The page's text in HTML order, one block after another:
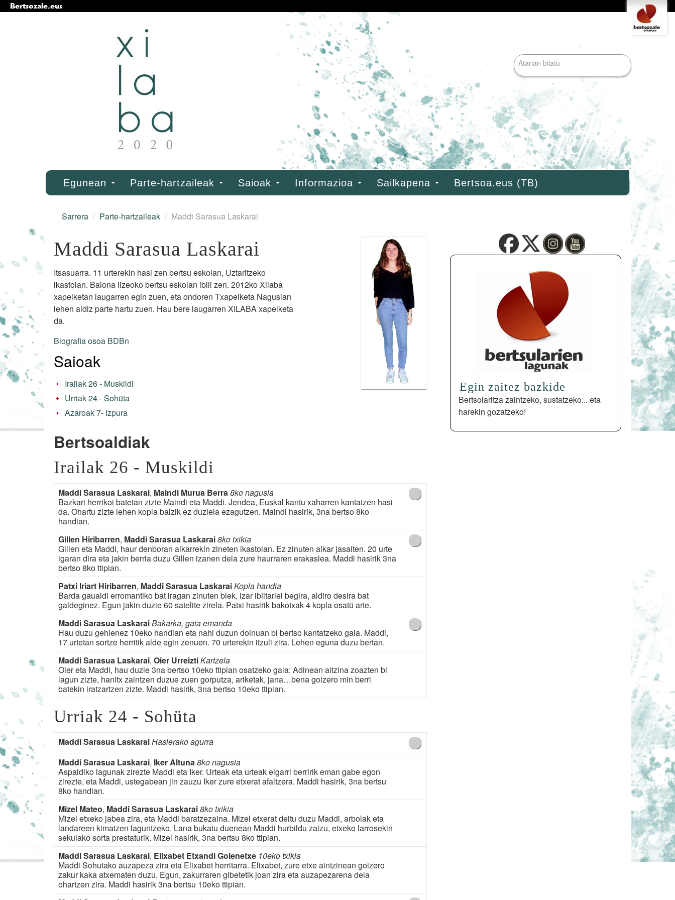
Bertsozale.eus
Bilatu atarian
Bilaketa
aurreratua…
Nabigazioa
Egunean Parte-hartzaileak Saioak Informazioa Sailkapena Bertsoa.eus (TB)
Sarrera / Parte-hartzaileak / Maddi Sarasua Laskarai
Maddi Sarasua Laskarai
Itsasuarra. 11 urterekin hasi zen bertsu eskolan, Uztaritzeko
ikastolan. Baiona lizeoko bertsu eskolan ibili zen. 2012ko Xilaba
xapelketan laugarren egin zuen, eta ondoren Txapelketa Nagusian
lehen aldiz parte hartu zuen. Hau bere laugarren XILABA xapelketa
da.
Biografia osoa BDBn
Saioak
Irailak 26 - Muskildi
Urriak 24 - Sohüta
Azaroak 7- Izpura
Bertsoaldiak
Irailak 26 - Muskildi
Maddi Sarasua Laskarai, Maindi Murua Berra8ko nagusia
Bazkari herrikoi batetan zizte Maindi eta Maddi. Jendea, Euskal kantu xaharren kantatzen hasi
da. Ohartu zizte lehen kopla baizik ez duziela ezagutzen. Maindi hasirik, 3na bertso 8ko
handian.
Gillen Hiribarren, Maddi Sarasua Laskarai8ko txikia
Gillen eta Maddi, haur denboran alkarrekin zineten ikastolan. Ez zinuten alkar jasaiten. 20 urte
igaran dira eta jakin berria duzu Gillen izanen dela zure haurraren erakaslea. Maddi hasirik 3na
bertso 8ko ttipian.
Patxi Iriart Hiribarren, Maddi Sarasua LaskaraiKopla handia
Barda gaualdi erromantiko bat iragan zinuten biek, izar ibiltariei begira, aldiro desira bat
galdeginez. Egun jakin duzie 60 satelite zirela. Patxi hasirik bakotxak 4 kopla osatü arte.
Maddi Sarasua LaskaraiBakarka, gaia emanda
Hau duzu gehienez 10eko handian eta nahi duzun doinuan bi bertso kantatzeko gaia. Maddi,
17 urtetan sortze herritik alde egin zenuen. 70 urterekin itzuli zira. Lehen eguna duzu bertan.
Maddi Sarasua Laskarai, Oier UrreiztiKartzela
Oier eta Maddi, hau duzie 3na bertso 10eko ttipian osatzeko gaia: Adinean aitzina zoazten bi
lagun zizte, hanitx zaintzen duzue zuen gorputza, ariketak, jana…bena goizero min berri
batekin iratzartzen zizte. Maddi hasirik, 3na bertso 10eko ttipian.
Urriak 24 - Sohüta
Maddi Sarasua LaskaraiHasierako agurra
Maddi Sarasua Laskarai, Iker Altuna8ko nagusia
Aspaldiko lagunak zirezte Maddi eta Iker. Urteak eta urteak elgarri berririk eman gabe egon
zirezte, eta Maddi, ustegabean jin zauzu Iker zure etxerat afaltzera. Maddi hasirik, 3na bertsu
8ko handian.
Mizel Mateo, Maddi Sarasua Laskarai8ko txikia
Mizel etxeko jabea zira, eta Maddi baratzezaina. Mizel etxerat deitu duzu Maddi, arbolak eta
landareen kimatzen laguntzeko. Lana bukatu duenean Maddi hurbildu zaizu, etxeko larrosekin
sekulako sorta prestaturik. Mizel hasirik, 3na bertsu 8ko ttipian.
Maddi Sarasua Laskarai, Elixabet Etxandi Goienetxe 10eko txikia
Maddi Sohutako auzapeza zira eta Elixabet herritarra. Elixabet, zure etxe aintzinean goizero
zakur kaka atxematen duzu. Egun, zakurraren gibetetik joan zira eta auzapezarena dela
ohartzen zira. Maddi hasirik 3na bertsu 10eko ttipian.
Egin zaitez bazkide
Bertsolaritza zaintzeko, sustatzeko... eta
harekin gozatzeko!